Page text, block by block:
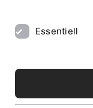
Essentiell